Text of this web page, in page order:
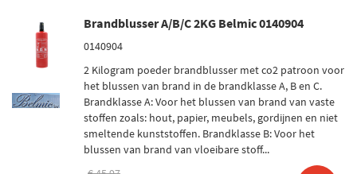
Brandblusser A/B/C 2KG Belmic 0140904
0140904
2 Kilogram poeder brandblusser met co2 patroon voor
het blussen van brand in de brandklasse A, B en C.
Brandklasse A: Voor het blussen van brand van vaste
stoffen zoals: hout, papier, meubels, gordijnen en niet
smeltende kunststoffen. Brandklasse B: Voor het
blussen van brand van vloeibare stoff...